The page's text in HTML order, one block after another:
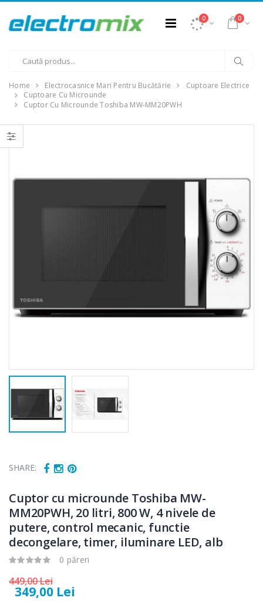
0 0
Home Electrocasnice Mari Pentru Bucătărie
Cuptoare Electrice
Cuptoare Cu Microunde
Cuptor Cu Microunde Toshiba MW-MM20PWH
SHARE:
Cuptor cu microunde Toshiba MW-
MM20PWH, 20 litri, 800 W, 4 nivele de
putere, control mecanic, functie
decongelare, timer, iluminare LED, alb
0 păreri
449,00 Lei
349,00 Lei
-25%
Fierbator
electric cu filtru
...
89,00 Lei
-21%
Masina de tocat
carne Bosch ...
549,00 Lei
-18%
Mixer vertical
Heinner HHB-
DC1000SSBK ...
139,00 Lei